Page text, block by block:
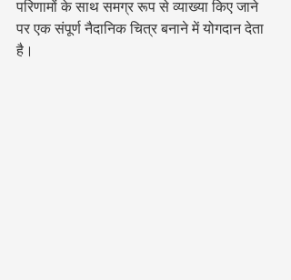
परिणामों के साथ समग्र रूप से व्याख्या किए जाने
पर एक संपूर्ण नैदानिक चित्र बनाने में योगदान देता
है।